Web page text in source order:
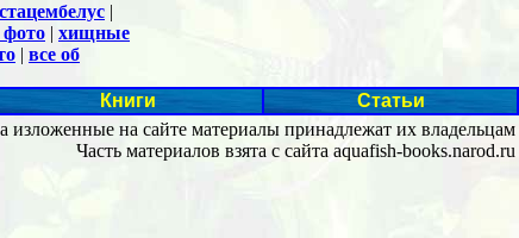
|
| хищные
| все об
Книги
Статьи
изложенные на сайте материалы принадлежат их владельцам
Часть материалов взята с сайта aquafish-books.narod.ru